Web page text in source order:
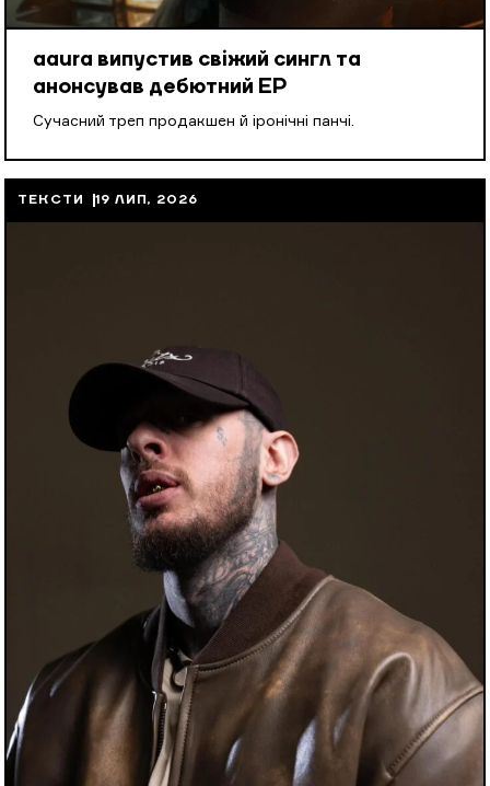
aaura випустив свіжий сингл та
анонсував дебютний EP
Cучасний треп продакшен й іронічні панчі.
ТЕКСТИ 19 ЛИП, 2026